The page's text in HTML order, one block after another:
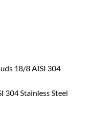
18/8 AISI 304
304 Stainless Steel